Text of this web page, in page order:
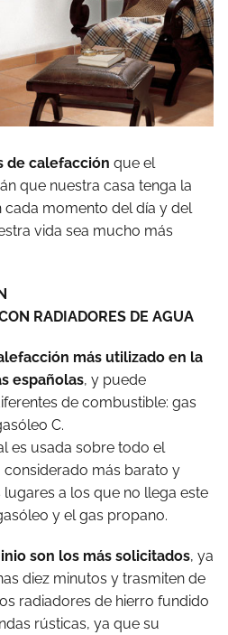
de calefacción que el
que nuestra casa tenga la
momento del día y del
vida sea mucho más
RADIADORES DE AGUA
más utilizado en la
españolas, y puede
de combustible: gas
C.
es usada sobre todo el
considerado más barato y
a los que no llega este
y el gas propano.
son los más solicitados, ya
diez minutos y trasmiten de
radiadores de hierro fundido
rústicas, ya que su